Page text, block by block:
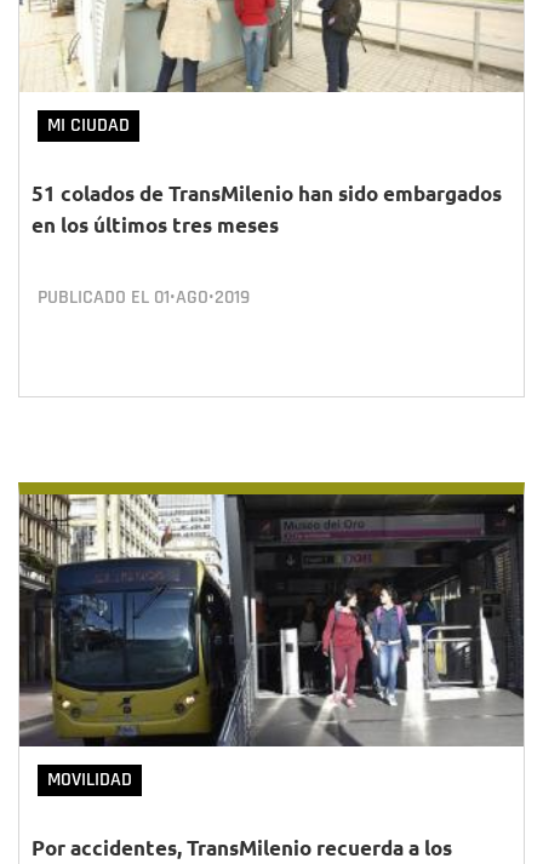
MI CIUDAD
51 colados de TransMilenio han sido embargados
en los últimos tres meses
PUBLICADO EL 01•AGO•2019
MOVILIDAD
Por accidentes, TransMilenio recuerda a los